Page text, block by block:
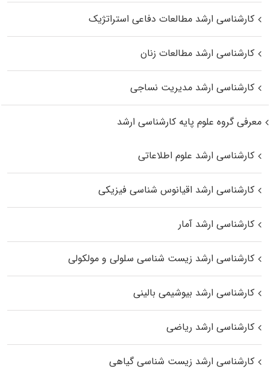
کارشناسی ارشد مطالعات دفاعی استراتژیک
کارشناسی ارشد مطالعات زنان
کارشناسی ارشد مدیریت نساجی
معرفی گروه علوم پایه کارشناسی ارشد
کارشناسی ارشد علوم اطلاعاتی
کارشناسی ارشد اقیانوس‌ شناسی فیزیکی
کارشناسی ارشد آمار
کارشناسی ارشد زیست شناسی سلولی و مولکولی
کارشناسی ارشد بیوشیمی بالینی
کارشناسی ارشد ریاضی
کارشناسی ارشد زیست‌ شناسی گیاهی